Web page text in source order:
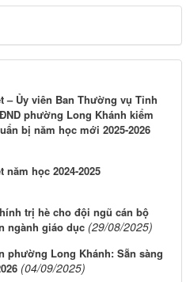
– Ủy viên Ban Thường vụ Tỉnh
phường Long Khánh kiểm
bị năm học mới 2025-2026
học 2024-2025
trị hè cho đội ngũ cán bộ
ngành giáo dục (29/08/2025)
phường Long Khánh: Sẵn sàng
(04/09/2025)